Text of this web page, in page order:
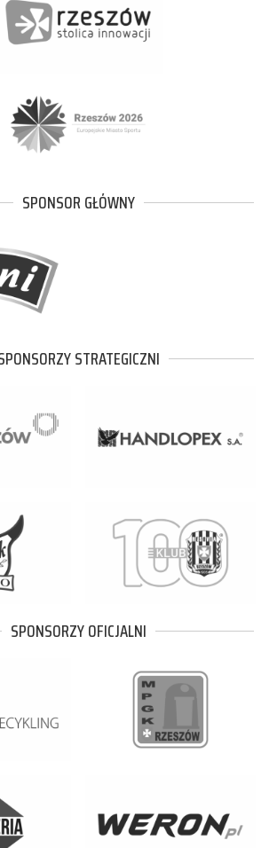
SPONSOR GŁÓWNY
STRATEGICZNI
SPONSORZY OFICJALNI